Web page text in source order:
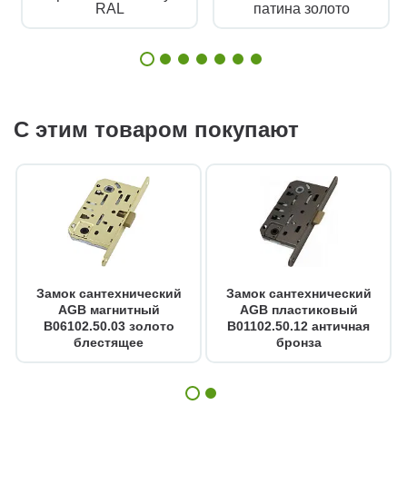
RAL
патина золото
С этим товаром покупают
Замок сантехнический
AGB магнитный
B06102.50.03 золото
блестящее
Замок сантехнический
AGB пластиковый
B01102.50.12 античная
бронза